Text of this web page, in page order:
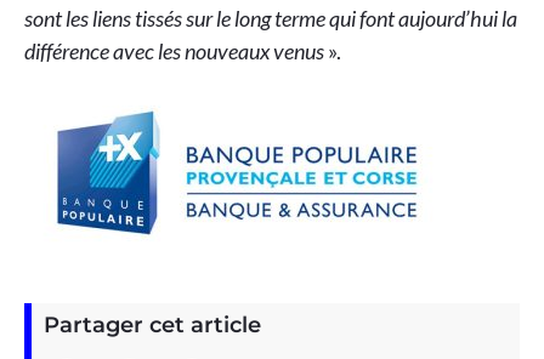
sont les liens tissés sur le long terme qui font aujourd’hui la
différence avec les nouveaux venus».
Partager cet article